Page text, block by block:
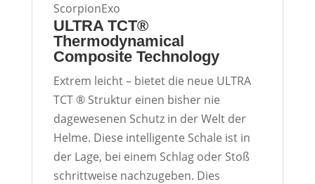
ScorpionExo
ULTRA TCT®
Thermodynamical
Composite Technology
Extrem leicht – bietet die neue ULTRA
TCT® Struktur einen bisher nie
dagewesenen Schutz in der Welt der
Helme. Diese intelligente Schale ist in
der Lage, bei einem Schlag oder Stoß
schrittweise nachzugeben. Dies